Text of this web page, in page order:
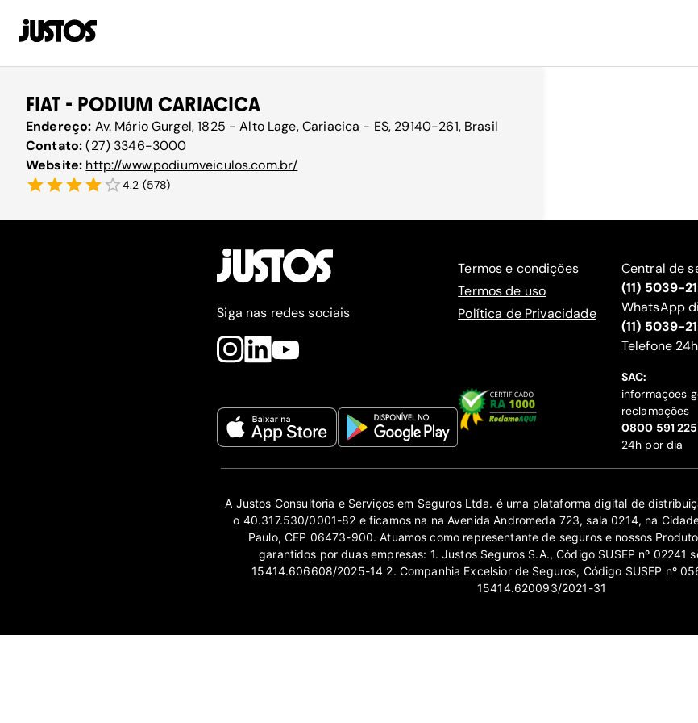
FIAT - PODIUM CARIACICA
Endereço: Av. Mário Gurgel, 1825 - Alto Lage, Cariacica - ES, 29140-261, Brasil
Contato:(27) 3346-3000
Website: http://www.podiumveiculos.com.br/
4.2 (578)
Siga nas redes sociais
Termos e condições
Termos de uso
Política de Privacidade
Central de
(11) 5039-
WhatsApp
(11) 5039-
‍Telefone
SAC:
informações
reclamações
‍0800 591
24h por dia
A Justos Consultoria e Serviços em Seguros Ltda. é uma plataforma digital de
o 40.317.530/0001-82 e ficamos na na Avenida Andromeda 723, sala 0214, na
Paulo, CEP 06473-900. Atuamos como representante de seguros e nossos
garantidos por duas empresas: 1. Justos Seguros S.A., Código SUSEP nº 02241
15414.606608/2025-14 2. Companhia Excelsior de Seguros, Código SUSEP nº
15414.620093/2021-31